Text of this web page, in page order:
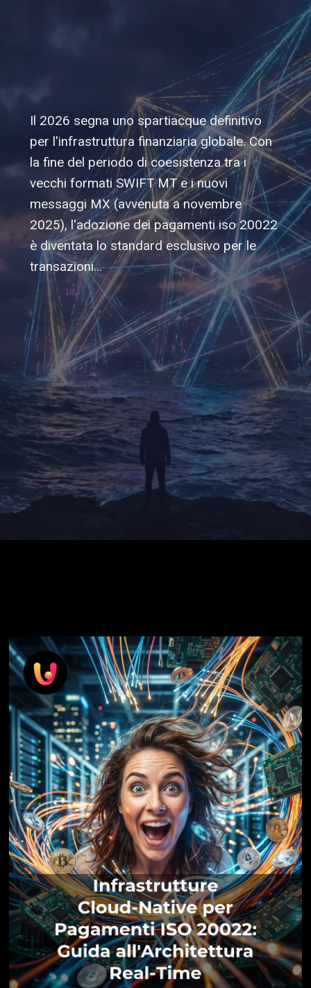
Il 2026 segna uno spartiacque definitivo
per l'infrastruttura finanziaria globale. Con
la fine del periodo di coesistenza tra i
vecchi formati SWIFT MT e i nuovi
messaggi MX (avvenuta a novembre
2025), l'adozione dei pagamenti iso 20022
è diventata lo standard esclusivo per le
transazioni…